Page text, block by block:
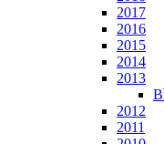
2017
2016
2015
2014
2013
2012
2011